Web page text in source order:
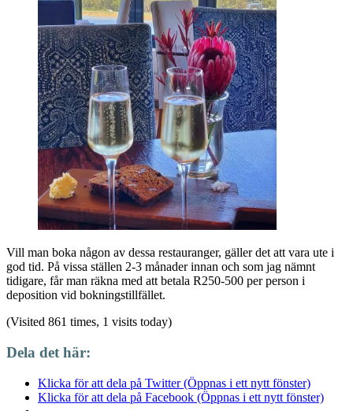
Vill man boka någon av dessa restauranger, gäller det att vara ute i
god tid. På vissa ställen 2-3 månader innan och som jag nämnt
tidigare, får man räkna med att betala R250-500 per person i
deposition vid bokningstillfället.
(Visited 861 times, 1 visits today)
Dela det här:
Klicka för att dela på Twitter (Öppnas i ett nytt fönster)
Klicka för att dela på Facebook (Öppnas i ett nytt fönster)